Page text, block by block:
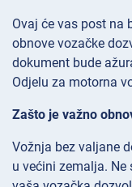
Ovaj će vas post na
obnove vozačke
dokument bude
Odjelu za motorna
Zašto je važno
Vožnja bez valjane
u većini zemalja. Ne